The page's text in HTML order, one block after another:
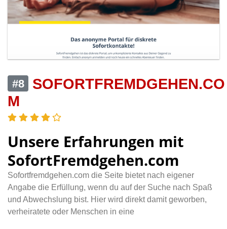
#8
SOFORTFREMDGEHEN.CO
M
Unsere Erfahrungen mit
SofortFremdgehen.com
Sofortfremdgehen.com die Seite bietet nach eigener
Angabe die Erfüllung, wenn du auf der Suche nach Spaß
und Abwechslung bist. Hier wird direkt damit geworben,
verheiratete oder Menschen in eine